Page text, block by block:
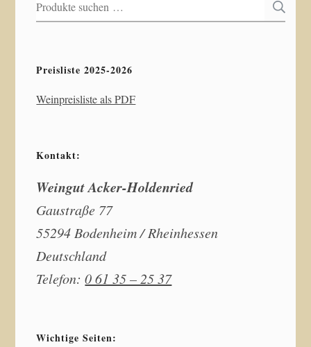
nach:
Preisliste 2025-2026
Weinpreisliste als PDF
Kontakt:
Weingut Acker-Holdenried
Gaustraße 77
55294 Bodenheim / Rheinhessen
Deutschland
Telefon:0 61 35 – 25 37
Wichtige Seiten: